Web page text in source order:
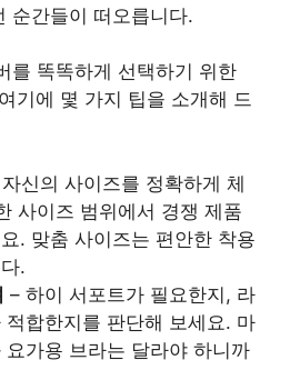
순간들이 떠오릅니다.
를 똑똑하게 선택하기 위한
기에 몇 가지 팁을 소개해 드
신의 사이즈를 정확하게 체
사이즈 범위에서 경쟁 제품
. 맞춤 사이즈는 편안한 착용
.
– 하이 서포트가 필요한지, 라
적합한지를 판단해 보세요. 마
요가용 브라는 달라야 하니까